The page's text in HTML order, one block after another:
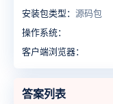
安装包类型： 源码包
操作系统：
客户端浏览器：
答案列表